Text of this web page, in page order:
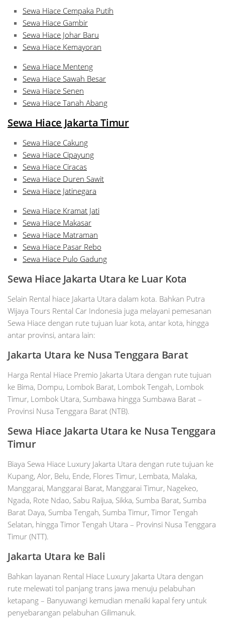
Sewa Hiace Cempaka Putih
Sewa Hiace Gambir
Sewa Hiace Johar Baru
Sewa Hiace Kemayoran
Sewa Hiace Menteng
Sewa Hiace Sawah Besar
Sewa Hiace Senen
Sewa Hiace Tanah Abang
Sewa Hiace Jakarta Timur
Sewa Hiace Cakung
Sewa Hiace Cipayung
Sewa Hiace Ciracas
Sewa Hiace Duren Sawit
Sewa Hiace Jatinegara
Sewa Hiace Kramat Jati
Sewa Hiace Makasar
Sewa Hiace Matraman
Sewa Hiace Pasar Rebo
Sewa Hiace Pulo Gadung
Sewa Hiace Jakarta Utara ke Luar Kota
Selain Rental hiace Jakarta Utara dalam kota. Bahkan Putra
Wijaya Tours Rental Car Indonesia juga melayani pemesanan
Sewa Hiace dengan rute tujuan luar kota, antar kota, hingga
antar provinsi, antara lain:
Jakarta Utara ke Nusa Tenggara Barat
Harga Rental Hiace Premio Jakarta Utara dengan rute tujuan
ke Bima, Dompu, Lombok Barat, Lombok Tengah, Lombok
Timur, Lombok Utara, Sumbawa hingga Sumbawa Barat –
Provinsi Nusa Tenggara Barat (NTB).
Sewa Hiace Jakarta Utara ke Nusa Tenggara
Timur
Biaya Sewa Hiace Luxury Jakarta Utara dengan rute tujuan ke
Kupang, Alor, Belu, Ende, Flores Timur, Lembata, Malaka,
Manggarai, Manggarai Barat, Manggarai Timur, Nagekeo,
Ngada, Rote Ndao, Sabu Raijua, Sikka, Sumba Barat, Sumba
Barat Daya, Sumba Tengah, Sumba Timur, Timor Tengah
Selatan, hingga Timor Tengah Utara – Provinsi Nusa Tenggara
Timur (NTT).
Jakarta Utara ke Bali
Bahkan layanan Rental Hiace Luxury Jakarta Utara dengan
rute melewati tol panjang trans jawa menuju pelabuhan
ketapang – Banyuwangi kemudian menaiki kapal fery untuk
penyebarangan pelabuhan Gilimanuk.